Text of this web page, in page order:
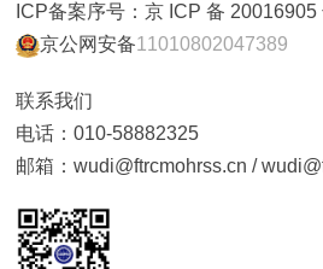
ICP备案序号：京 ICP 备 20016905
京公网安备11010802047389
联系我们
电话：010-58882325
邮箱：wudi@ftrcmohrss.cn /